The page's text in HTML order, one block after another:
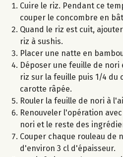
Cuire le riz. Pendant ce
couper le concombre en
Quand le riz est cuit,
riz à sushis.
Placer une natte en
Déposer une feuille de
riz sur la feuille puis 1/4 du
carotte râpée.
Rouler la feuille de nori à
Renouveler l'opération
nori et le reste des
Couper chaque rouleau de
d'environ 3 cl d'épaisseur.